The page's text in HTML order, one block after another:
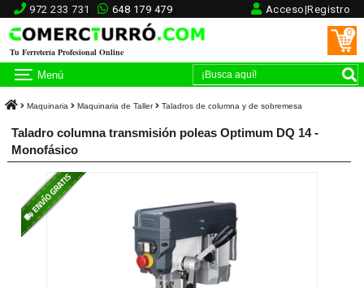
972 233 731 648 179 479 Acceso|Registro
Tu Ferretería Profesional Online
0
Menú
Maquinaria Maquinaria de Taller Taladros de columna y de sobremesa
Taladro columna transmisión poleas Optimum DQ 14 -
Monofásico